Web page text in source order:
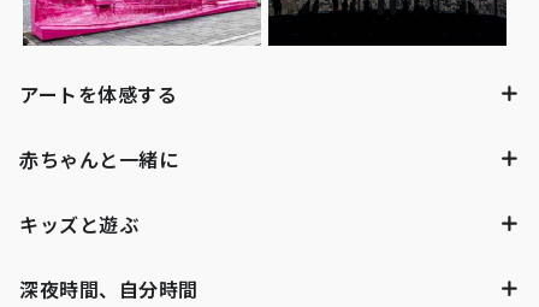
アートを体感する
赤ちゃんと一緒に
キッズと遊ぶ
深夜時間、自分時間